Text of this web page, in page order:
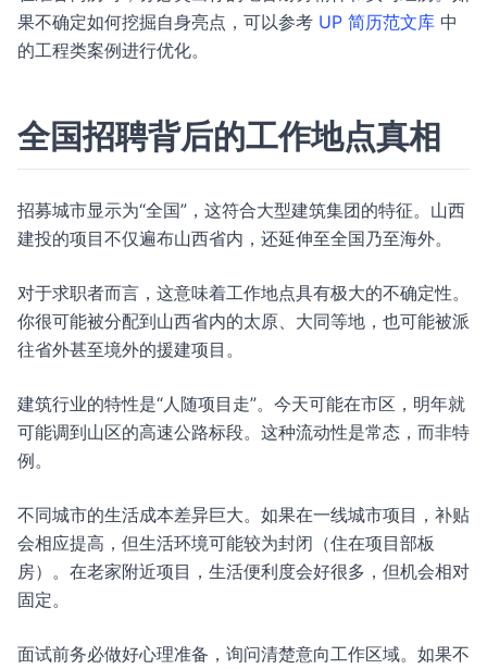
果不确定如何挖掘自身亮点，可以参考 UP 简历范文库 中
的工程类案例进行优化。
全国招聘背后的工作地点真相
招募城市显示为“全国”，这符合大型建筑集团的特征。山西
建投的项目不仅遍布山西省内，还延伸至全国乃至海外。
对于求职者而言，这意味着工作地点具有极大的不确定性。
你很可能被分配到山西省内的太原、大同等地，也可能被派
往省外甚至境外的援建项目。
建筑行业的特性是“人随项目走”。今天可能在市区，明年就
可能调到山区的高速公路标段。这种流动性是常态，而非特
例。
不同城市的生活成本差异巨大。如果在一线城市项目，补贴
会相应提高，但生活环境可能较为封闭（住在项目部板
房）。在老家附近项目，生活便利度会好很多，但机会相对
固定。
面试前务必做好心理准备，询问清楚意向工作区域。如果不